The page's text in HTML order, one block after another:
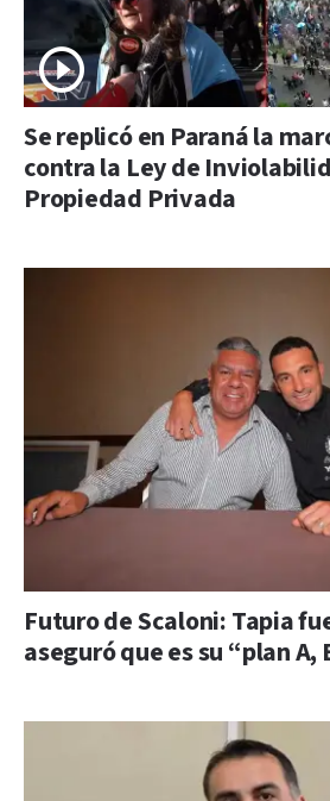
Se replicó en Paraná la
contra la Ley de
Propiedad Privada
Futuro de Scaloni: Tapia
aseguró que es su “plan A,